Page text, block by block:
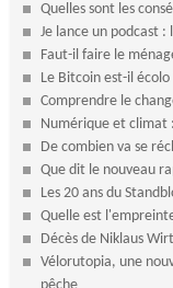
Quelles sont les
Je lance un podcast
Faut-il faire le
Le Bitcoin est-il écolo
Comprendre le
Numérique et climat
De combien va se
Que dit le nouveau
Les 20 ans du
Quelle est
Décès de Niklaus
Vélorutopia, une